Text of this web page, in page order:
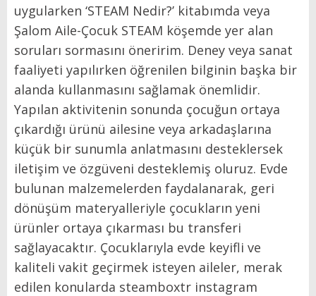
uygularken ‘STEAM Nedir?’ kitabımda veya
Şalom Aile-Çocuk STEAM köşemde yer alan
soruları sormasını öneririm. Deney veya sanat
faaliyeti yapılırken öğrenilen bilginin başka bir
alanda kullanmasını sağlamak önemlidir.
Yapılan aktivitenin sonunda çocuğun ortaya
çıkardığı ürünü ailesine veya arkadaşlarına
küçük bir sunumla anlatmasını desteklersek
iletişim ve özgüveni desteklemiş oluruz. Evde
bulunan malzemelerden faydalanarak, geri
dönüşüm materyalleriyle çocukların yeni
ürünler ortaya çıkarması bu transferi
sağlayacaktır. Çocuklarıyla evde keyifli ve
kaliteli vakit geçirmek isteyen aileler, merak
edilen konularda steamboxtr instagram